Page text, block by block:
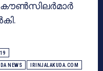
NEWS IRINJALAKUDA.COM